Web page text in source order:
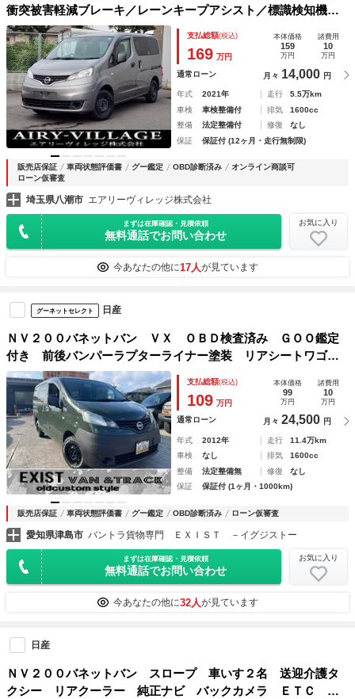
衝突被害軽減ブレーキ／レーンキープアシスト／標識検知機能
／ハイビームアシスト／純正ナビ／フルセグ／ＢＴ接続／ＥＴ
Ｃ／キーレスキー／両側スライドドア／車検整備付／１年保証
付
支払総額(税込)
169 万円
本体価格
159
万円
諸費用
10
万円
通常ローン 月々 14,000 円
年式 2021年 走行
5.5万km
車検
車検整備付 排気
1600cc
整備
法定整備付 修復
なし
保証
保証付 (12ヶ月・走行無制限)
販売店保証 車両状態評価書 グー鑑定 OBD診断済み
オンライン商談可
ローン仮審査
埼玉県八潮市 エアリーヴィレッジ株式会社
まずは在庫確認・見積依頼
無料通話でお問い合わせ
お気に入り
今あなたの他に17人が見ています
グーネットセレクト 日産
ＮＶ２００バネットバン ＶＸ ＯＢＤ検査済み ＧＯＯ鑑定
付き 前後バンパーラプターライナー塗装 リアシートワゴン
タイプシート リアシートベルト付き ＥＴＣ付き 車検対応
ホワイトレタータイヤ ブラックスチールホイール キーレス
キー
支払総額(税込)
109 万円
本体価格
99
万円
諸費用
10
万円
通常ローン 月々 24,500 円
年式 2012年 走行
11.4万km
車検
なし 排気
1600cc
整備
法定整備無 修復
なし
保証
保証付 (1ヶ月・1000km)
販売店保証 車両状態評価書 グー鑑定 OBD診断済み ローン仮審査
愛知県津島市 バントラ貨物専門 ＥＸＩＳＴ －イグジストー
まずは在庫確認・見積依頼
無料通話でお問い合わせ
お気に入り
今あなたの他に32人が見ています
日産
ＮＶ２００バネットバン スロープ 車いす２名 送迎介護タ
クシー リアクーラー 純正ナビ バックカメラ ＥＴＣ エ